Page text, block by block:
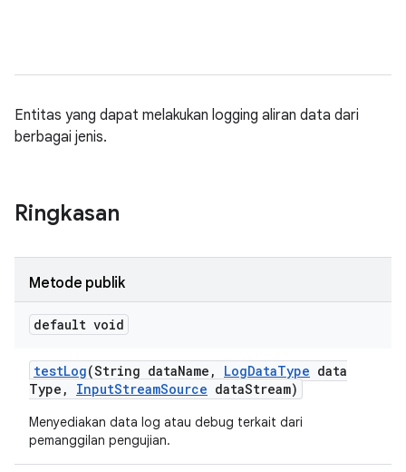
Entitas yang dapat melakukan logging aliran data dari
berbagai jenis.
Ringkasan
Metode publik
default void
testLog(String dataName , LogDataType data
Type , InputStreamSource dataStream)
Menyediakan data log atau debug terkait dari
pemanggilan pengujian.